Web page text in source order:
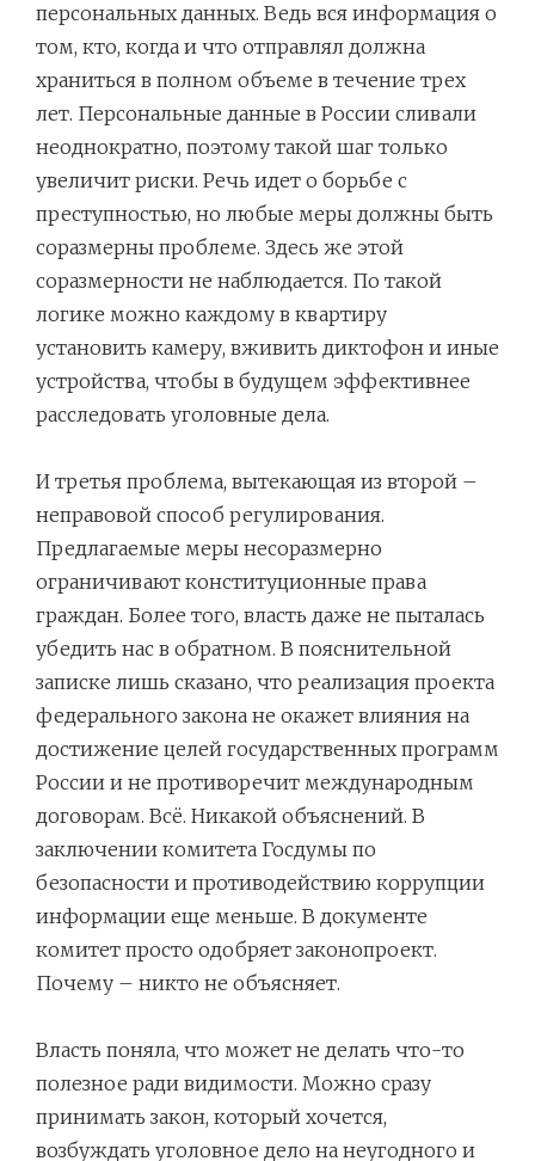
персональных данных. Ведь вся информация о
том, кто, когда и что отправлял должна
храниться в полном объеме в течение трех
лет. Персональные данные в России сливали
неоднократно, поэтому такой шаг только
увеличит риски. Речь идет о борьбе с
преступностью, но любые меры должны быть
соразмерны проблеме. Здесь же этой
соразмерности не наблюдается. По такой
логике можно каждому в квартиру
установить камеру, вживить диктофон и иные
устройства, чтобы в будущем эффективнее
расследовать уголовные дела.
И третья проблема, вытекающая из второй –
неправовой способ регулирования.
Предлагаемые меры несоразмерно
ограничивают конституционные права
граждан. Более того, власть даже не пыталась
убедить нас в обратном. В пояснительной
записке лишь сказано, что реализация проекта
федерального закона не окажет влияния на
достижение целей государственных программ
России и не противоречит международным
договорам. Всё. Никакой объяснений. В
заключении комитета Госдумы по
безопасности и противодействию коррупции
информации еще меньше. В документе
комитет просто одобряет законопроект.
Почему – никто не объясняет.
Власть поняла, что может не делать что-то
полезное ради видимости. Можно сразу
принимать закон, который хочется,
возбуждать уголовное дело на неугодного и